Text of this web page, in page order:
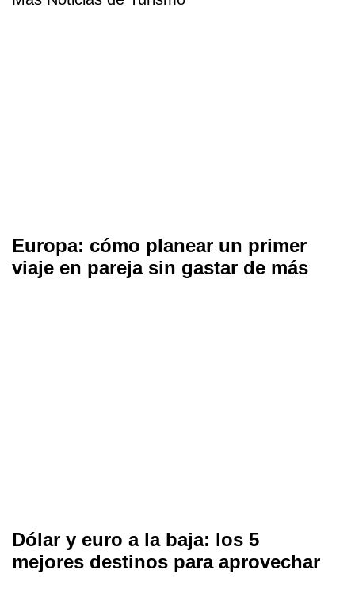
Europa: cómo planear un primer
viaje en pareja sin gastar de más
Dólar y euro a la baja: los 5
mejores destinos para aprovechar